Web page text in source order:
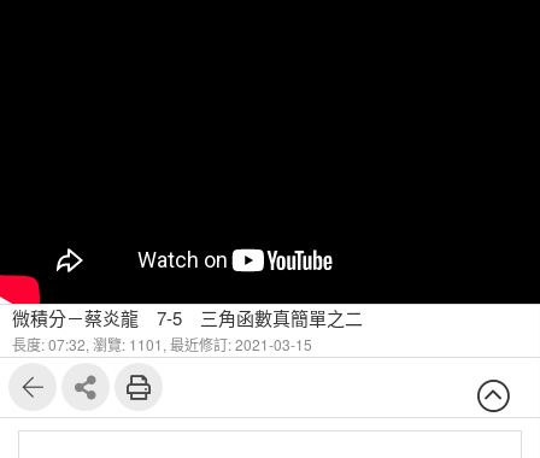
微積分－蔡炎龍 7-5 三角函數真簡單之二
長度: 07:32, 瀏覽: 1101, 最近修訂: 2021-03-15